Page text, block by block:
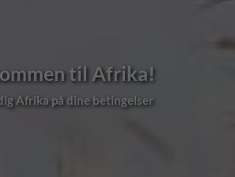
til Afrika!
Afrika på dine betingelser